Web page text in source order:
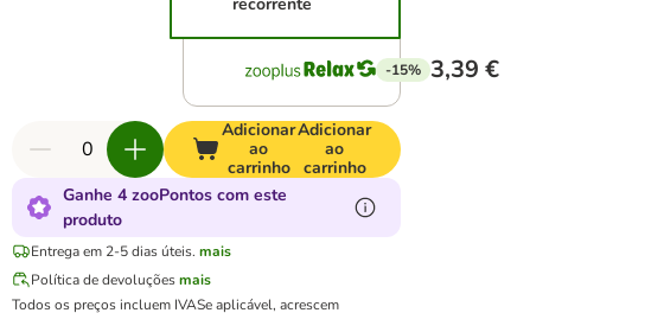
-15% 3,39 €
Adicionar
ao
carrinho
Adicionar
ao
carrinho
Ganhe 4 zooPontos com este
produto
Entrega em 2-5 dias úteis. mais
Política de devoluçõesmais
Todos os preços incluem IVASe aplicável, acrescem